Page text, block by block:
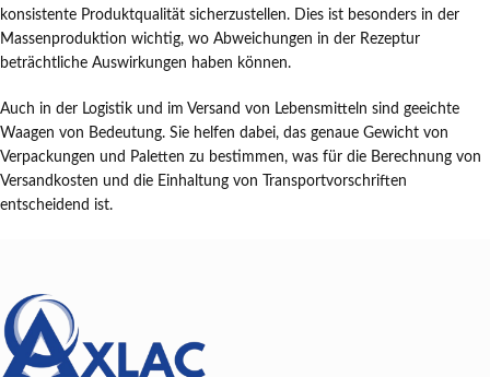
konsistente Produktqualität sicherzustellen. Dies ist besonders in der
Massenproduktion wichtig, wo Abweichungen in der Rezeptur
beträchtliche Auswirkungen haben können.
Auch in der Logistik und im Versand von Lebensmitteln sind geeichte
Waagen von Bedeutung. Sie helfen dabei, das genaue Gewicht von
Verpackungen und Paletten zu bestimmen, was für die Berechnung von
Versandkosten und die Einhaltung von Transportvorschriften
entscheidend ist.